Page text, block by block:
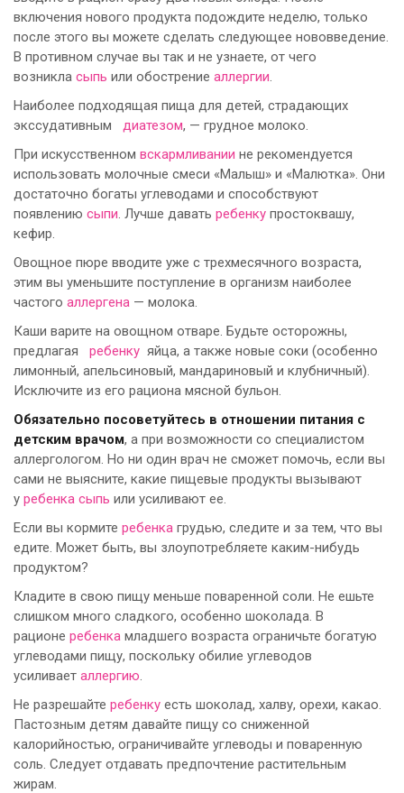
включения нового продукта подождите неделю, только
после этого вы можете сделать следующее нововведение.
В противном случае вы так и не узнаете, от чего
возникла сыпь или обострение аллергии
Наиболее подходящая пища для детей, страдающих
экссудативным диатезом, — грудное молоко.
При искусственном вскармливании не рекомендуется
использовать молочные смеси «Малыш» и «Малютка». Они
достаточно богаты углеводами и способствуют
появлению сыпи . Лучше давать ребенку простоквашу,
кефир.
Овощное пюре вводите уже с трехмесячного возраста,
этим вы уменьшите поступление в организм наиболее
частого аллергена — молока.
Каши варите на овощном отваре. Будьте осторожны,
предлагая ребенку яйца, а также новые соки (особенно
лимонный, апельсиновый, мандариновый и клубничный).
Исключите из его рациона мясной бульон.
Обязательно посоветуйтесь в отношении питания с
детским врачом, а при возможности со специалистом
аллергологом. Но ни один врач не сможет помочь, если вы
сами не выясните, какие пищевые продукты вызывают
у ребенка сыпь или усиливают ее.
Если вы кормите ребенка грудью, следите и за тем, что вы
едите. Может быть, вы злоупотребляете каким-нибудь
продуктом?
Кладите в свою пищу меньше поваренной соли. Не ешьте
слишком много сладкого, особенно шоколада. В
рационе ребенка младшего возраста ограничьте богатую
углеводами пищу, поскольку обилие углеводов
усиливает аллергию
Не разрешайте ребенку есть шоколад, халву, орехи, какао.
Пастозным детям давайте пищу со сниженной
калорийностью, ограничивайте углеводы и поваренную
соль. Следует отдавать предпочтение растительным
жирам.